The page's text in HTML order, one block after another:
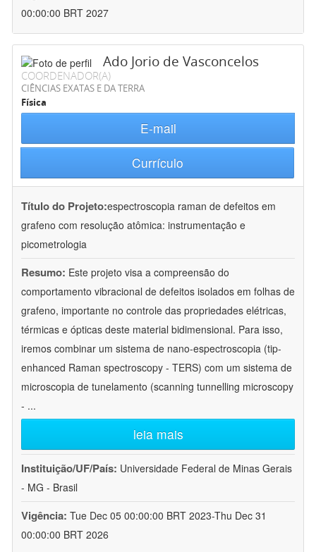
00:00:00 BRT 2027
Ado Jorio de Vasconcelos
COORDENADOR(A)
CIÊNCIAS EXATAS E DA TERRA
Física
E-mail
Currículo
Título do Projeto:espectroscopia raman de defeitos em
grafeno com resolução atômica: instrumentação e
picometrologia
Resumo: Este projeto visa a compreensão do
comportamento vibracional de defeitos isolados em folhas de
grafeno, importante no controle das propriedades elétricas,
térmicas e ópticas deste material bidimensional. Para isso,
iremos combinar um sistema de nano-espectroscopia (tip-
enhanced Raman spectroscopy - TERS) com um sistema de
microscopia de tunelamento (scanning tunnelling microscopy
- ...
leia mais
Instituição/UF/País: Universidade Federal de Minas Gerais
- MG - Brasil
Vigência: Tue Dec 05 00:00:00 BRT 2023-Thu Dec 31
00:00:00 BRT 2026